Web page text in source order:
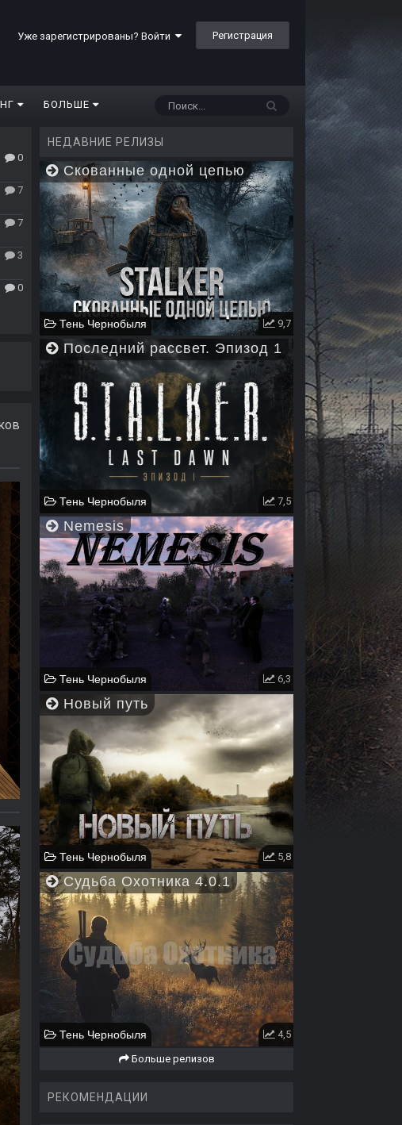
Уже зарегистрированы? Войти Регистрация
БОЛЬШЕ
0
7
7
3
0
НЕДАВНИЕ РЕЛИЗЫ
Скованные одной цепью
Тень Чернобыля 9,7
Последний рассвет. Эпизод 1
Тень Чернобыля 7,5
Nemesis
Тень Чернобыля 6,3
Новый путь
Тень Чернобыля 5,8
Судьба Охотника 4.0.1
Тень Чернобыля 4,5
Больше релизов
РЕКОМЕНДАЦИИ